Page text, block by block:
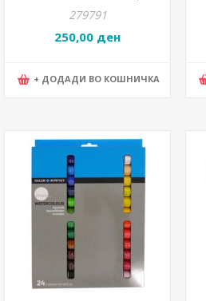
Пастелни
279791
250,00 ден
+ ДОДАДИ ВО КОШНИЧКА